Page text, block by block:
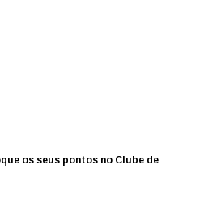
os seus pontos no Clube de